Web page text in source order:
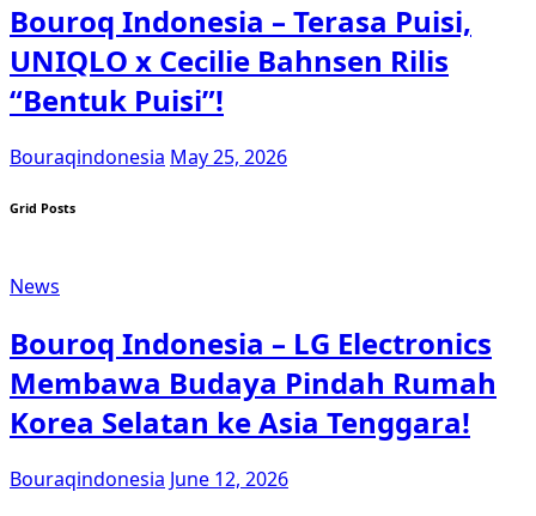
Bouroq Indonesia – Terasa Puisi,
UNIQLO x Cecilie Bahnsen Rilis
“Bentuk Puisi”!
Bouraqindonesia May 25, 2026
Grid Posts
News
Bouroq Indonesia – LG Electronics
Membawa Budaya Pindah Rumah
Korea Selatan ke Asia Tenggara!
Bouraqindonesia June 12, 2026